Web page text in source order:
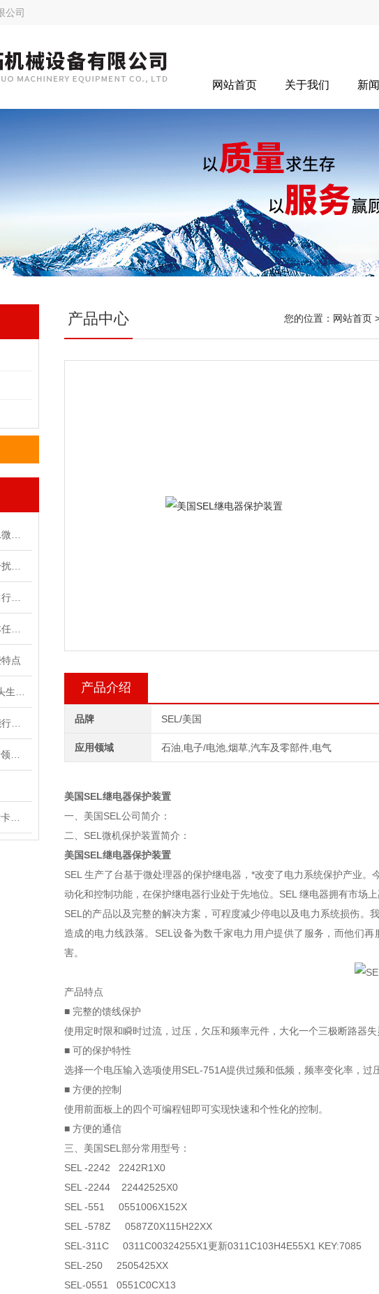
公司
网站首页 关于我们 新
点
产品中心 您的位置： 网站首页
产品介绍
品牌 SEL/美国
应用领域 石油,电子/电池,烟草,汽车及零部件,电气
美国SEL继电器保护装置
一、美国SEL公司简介：
二、SEL微机保护装置简介：
美国SEL继电器保护装置
SEL 生产了台基于微处理器的保护继电器，*改变了电力系统保护产业
动化和控制功能，在保护继电器行业处于先地位。SEL 继电器拥有市场
SEL的产品以及完整的解决方案，可程度减少停电以及电力系统损伤
造成的电力线跌落。SEL设备为数千家电力用户提供了服务，而他们
害。
产品特点
■ 完整的馈线保护
使用定时限和瞬时过流，过压，欠压和频率元件，大化一个三极断路器失
■ 可的保护特性
选择一个电压输入选项使用SEL-751A提供过频和低频，频率变化率，
■ 方便的控制
使用前面板上的四个可编程钮即可实现快速和个性化的控制。
■ 方便的通信
三、美国SEL部分常用型号：
SEL -2242 2242R1X0
SEL -2244 22442525X0
SEL -551 0551006X152X
SEL -578Z 0587Z0X115H22XX
SEL-311C 0311C00324255X1更新0311C103H4E55X1 KEY:7085
SEL-250 2505425XX
SEL-0551 0551C0CX13